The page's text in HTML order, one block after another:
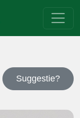
Suggestie?